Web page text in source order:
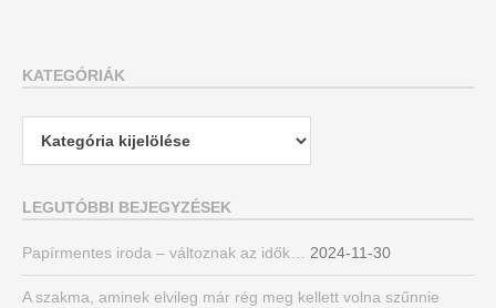
KATEGÓRIÁK
Kategóriák
LEGUTÓBBI BEJEGYZÉSEK
Papírmentes iroda – változnak az idők… 2024-11-30
A szakma, aminek elvileg már rég meg kellett volna szűnnie